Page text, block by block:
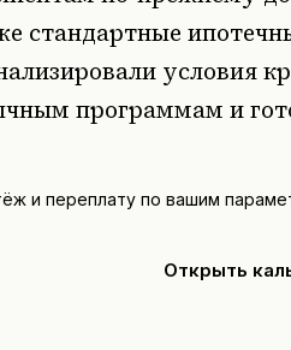
стандартные
условия
программам и
и переплату по вашим
Открыть